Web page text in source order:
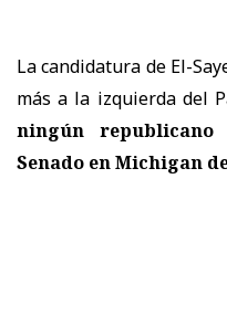
La candidatura de El-
más a la izquierda del
ningún
Senado en Michigan